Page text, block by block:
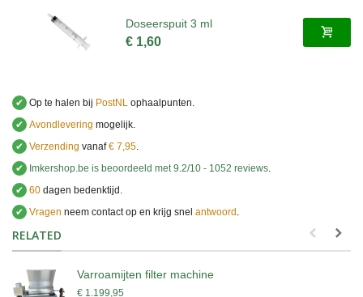
Doseerspuit 3 ml
€ 1,60
✔ Op te halen bij PostNL ophaalpunten.
✔ Avondlevering mogelijk.
✔ Verzending vanaf€ 7,95.
✔
Imkershop.be is beoordeeld met9.2/10 - 1052 reviews.
✔ 60 dagen bedenktijd.
✔ Vragen neem contact op en krijg snel antwoord .
RELATED
Varroamijten filter machine
€ 1.199,95